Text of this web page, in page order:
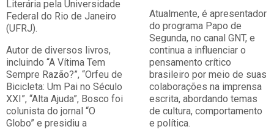
Literária pela Universidade
Federal do Rio de Janeiro
(UFRJ).
Autor de diversos livros,
incluindo “A Vítima Tem
Sempre Razão?”, “Orfeu de
Bicicleta: Um Pai no Século
XXI”, “Alta Ajuda”, Bosco foi
colunista do jornal “O
Globo” e presidiu a
Atualmente, é apresentador
do programa Papo de
Segunda, no canal GNT, e
continua a influenciar o
pensamento crítico
brasileiro por meio de suas
colaborações na imprensa
escrita, abordando temas
de cultura, comportamento
e política.